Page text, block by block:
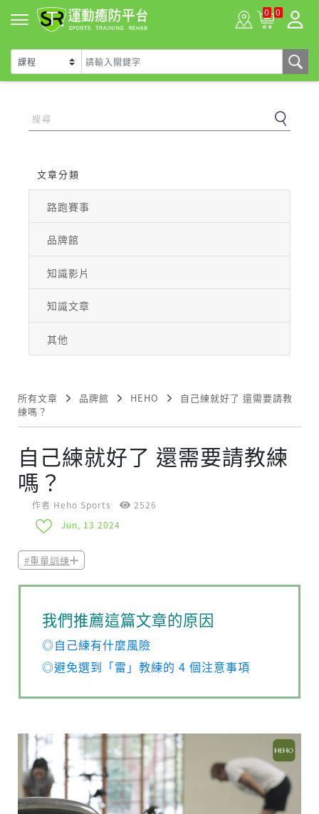
0 0
文章分類
路跑賽事
品牌館
知識影片
知識文章
其他
所有文章 品牌館 HEHO
自己練就好了 還需要請教
練嗎？
自己練就好了 還需要請教練
嗎？
作者 Heho Sports
2526
Jun, 13 2024
#重量訓練
我們推薦這篇文章的原因
◎自己練有什麼風險
◎避免選到「雷」教練的 4 個注意事項